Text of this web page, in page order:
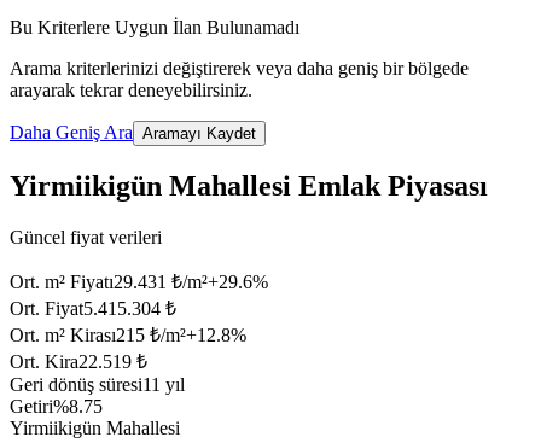
Bu Kriterlere Uygun İlan Bulunamadı
Arama kriterlerinizi değiştirerek veya daha geniş bir bölgede
arayarak tekrar deneyebilirsiniz.
Daha Geniş Ara Aramayı Kaydet
Yirmiikigün Mahallesi Emlak Piyasası
Güncel fiyat verileri
Ort. m² Fiyatı29.431 ₺/m²+29.6%
Ort. Fiyat5.415.304 ₺
Ort. m² Kirası215 ₺/m²+12.8%
Ort. Kira22.519 ₺
Geri dönüş süresi11 yıl
Getiri%8.75
Yirmiikigün Mahallesi